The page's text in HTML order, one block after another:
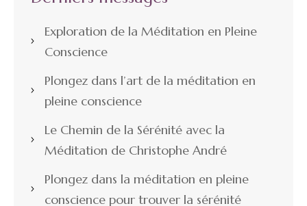
Exploration de la Méditation en Pleine
Conscience
Plongez dans l’art de la méditation en
pleine conscience
Le Chemin de la Sérénité avec la
Méditation de Christophe André
Plongez dans la méditation en pleine
conscience pour trouver la sérénité